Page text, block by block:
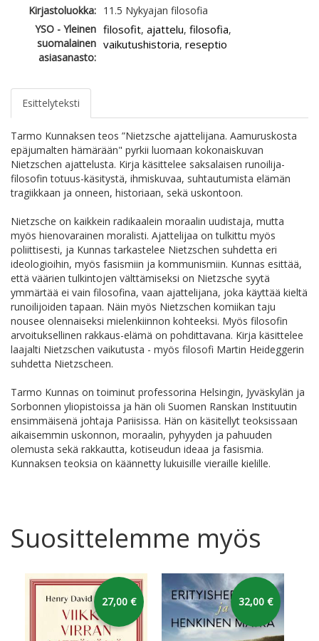
Kirjastoluokka: 11.5 Nykyajan filosofia
YSO - Yleinen
suomalainen
asiasanasto:
filosofit, ajattelu, filosofia,
vaikutushistoria, reseptio
Esittelyteksti
Tarmo Kunnaksen teos ”Nietzsche ajattelijana. Aamuruskosta
epäjumalten hämärään" pyrkii luomaan kokonaiskuvan
Nietzschen ajattelusta. Kirja käsittelee saksalaisen runoilija-
filosofin totuus-käsitystä, ihmiskuvaa, suhtautumista elämän
tragiikkaan ja onneen, historiaan, sekä uskontoon.
Nietzsche on kaikkein radikaalein moraalin uudistaja, mutta
myös hienovarainen moralisti. Ajattelijaa on tulkittu myös
poliittisesti, ja Kunnas tarkastelee Nietzschen suhdetta eri
ideologioihin, myös fasismiin ja kommunismiin. Kunnas esittää,
että väärien tulkintojen välttämiseksi on Nietzsche syytä
ymmärtää ei vain filosofina, vaan ajattelijana, joka käyttää kieltä
runoilijoiden tapaan. Näin myös Nietzschen komiikan taju
nousee olennaiseksi mielenkiinnon kohteeksi. Myös filosofin
arvoituksellinen rakkaus-elämä on pohdittavana. Kirja käsittelee
laajalti Nietzschen vaikutusta - myös filosofi Martin Heideggerin
suhdetta Nietzscheen.
Tarmo Kunnas on toiminut professorina Helsingin, Jyväskylän ja
Sorbonnen yliopistoissa ja hän oli Suomen Ranskan Instituutin
ensimmäisenä johtaja Pariisissa. Hän on käsitellyt teoksissaan
aikaisemmin uskonnon, moraalin, pyhyyden ja pahuuden
olemusta sekä rakkautta, kotiseudun ideaa ja fasismia.
Kunnaksen teoksia on käännetty lukuisille vieraille kielille.
Suosittelemme myös
27,00 € 32,00 €